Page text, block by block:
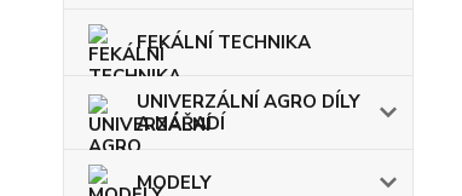
FEKÁLNÍ TECHNIKA
UNIVERZÁLNÍ AGRO DÍLY
A NÁŘADÍ
MODELY